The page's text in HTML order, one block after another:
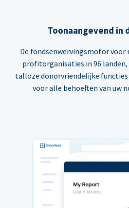
Toonaangevend in
De fondsenwervingsmotor voor
profitorganisaties in 96
talloze donorvriendelijke functies
voor alle behoeften van uw